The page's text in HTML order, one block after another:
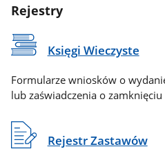
Rejestry
Księgi Wieczyste
Formularze wniosków o
lub zaświadczenia o
Rejestr Zastawów